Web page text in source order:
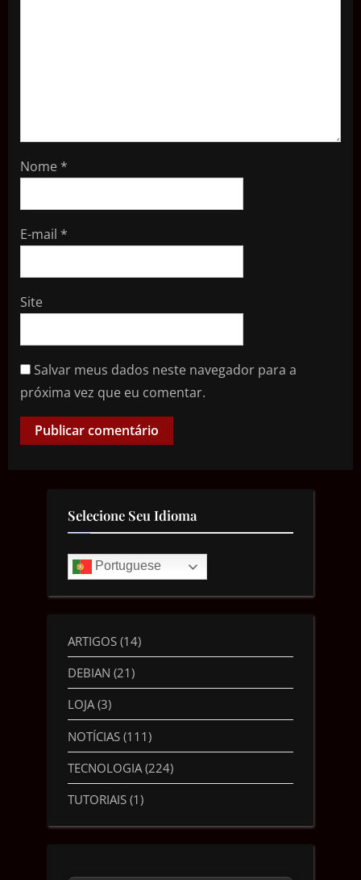
Nome *
E-mail *
Site
Salvar meus dados neste navegador para a
próxima vez que eu comentar.
Selecione Seu Idioma
Portuguese
ARTIGOS (14)
DEBIAN (21)
LOJA(3)
NOTÍCIAS (111)
TECNOLOGIA (224)
TUTORIAIS (1)